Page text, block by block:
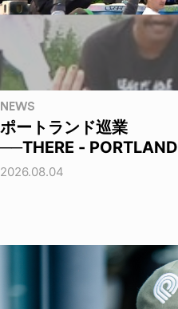
NEWS
ポートランド巡業
──THERE - PORTLAND
2026.08.04